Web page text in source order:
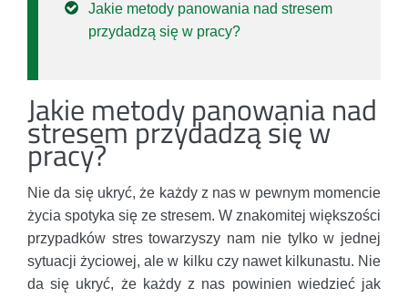
Jakie metody panowania nad stresem
przydadzą się w pracy?
Jakie metody panowania nad
stresem przydadzą się w
pracy?
Nie da się ukryć, że każdy z nas w pewnym momencie
życia spotyka się ze stresem. W znakomitej większości
przypadków stres towarzyszy nam nie tylko w jednej
sytuacji życiowej, ale w kilku czy nawet kilkunastu. Nie
da się ukryć, że każdy z nas powinien wiedzieć jak